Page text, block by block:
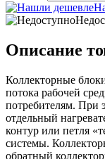
Описание
Коллекторные
потока рабочей
потребителям. При
отдельный
контур или петля
системы.
обратный